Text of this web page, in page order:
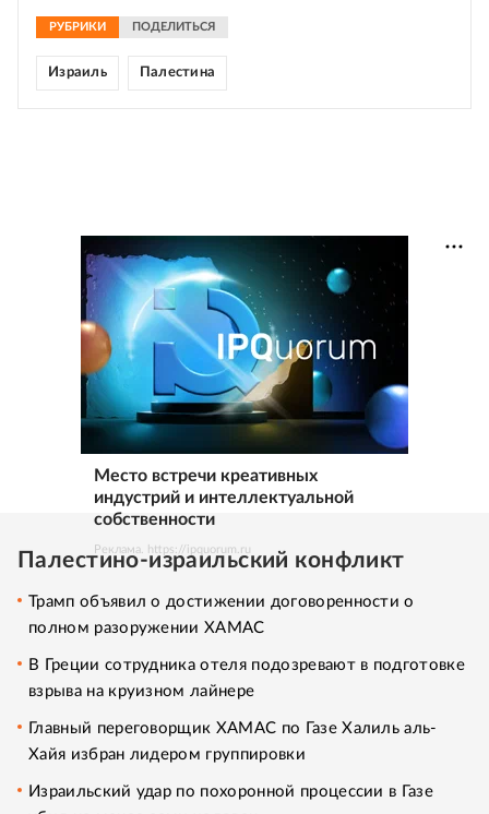
РУБРИКИ ПОДЕЛИТЬСЯ
Израиль Палестина
Место встречи креативных
индустрий и интеллектуальной
собственности
Реклама. https://ipquorum.ru
Палестино-израильский конфликт
Трамп объявил о достижении договоренности о
полном разоружении ХАМАС
В Греции сотрудника отеля подозревают в подготовке
взрыва на круизном лайнере
Главный переговорщик ХАМАС по Газе Халиль аль-
Хайя избран лидером группировки
Израильский удар по похоронной процессии в Газе